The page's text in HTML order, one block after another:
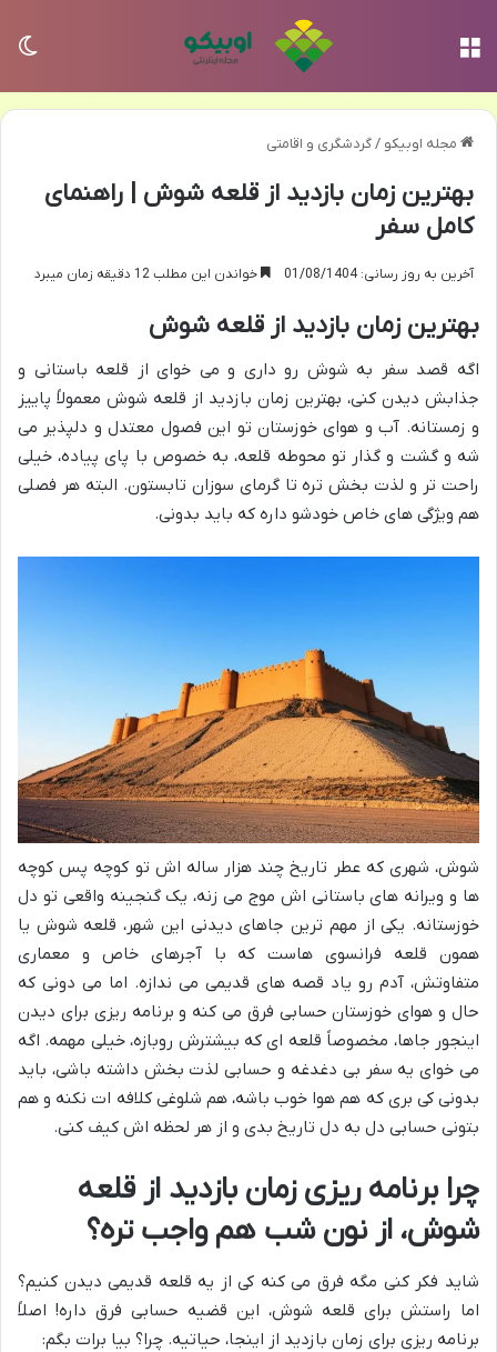
مجله اوبیکو /گردشگری و اقامتی
بهترین زمان بازدید از قلعه شوش | راهنمای
کامل سفر
آخرین به روز رسانی: 01/08/1404 خواندن این مطلب 12 دقیقه زمان میبرد
بهترین زمان بازدید از قلعه شوش
اگه قصد سفر به شوش رو داری و می خوای از قلعه باستانی و
جذابش دیدن کنی، بهترین زمان بازدید از قلعه شوش معمولاً پاییز
و زمستانه. آب و هوای خوزستان تو این فصول معتدل و دلپذیر می
شه و گشت و گذار تو محوطه قلعه، به خصوص با پای پیاده، خیلی
راحت تر و لذت بخش تره تا گرمای سوزان تابستون. البته هر فصلی
هم ویژگی های خاص خودشو داره که باید بدونی.
شوش، شهری که عطر تاریخ چند هزار ساله اش تو کوچه پس کوچه
ها و ویرانه های باستانی اش موج می زنه، یک گنجینه واقعی تو دل
خوزستانه. یکی از مهم ترین جاهای دیدنی این شهر، قلعه شوش یا
همون قلعه فرانسوی هاست که با آجرهای خاص و معماری
متفاوتش، آدم رو یاد قصه های قدیمی می ندازه. اما می دونی که
حال و هوای خوزستان حسابی فرق می کنه و برنامه ریزی برای دیدن
اینجور جاها، مخصوصاً قلعه ای که بیشترش روبازه، خیلی مهمه. اگه
می خوای یه سفر بی دغدغه و حسابی لذت بخش داشته باشی، باید
بدونی کی بری که هم هوا خوب باشه، هم شلوغی کلافه ات نکنه و هم
بتونی حسابی دل به دل تاریخ بدی و از هر لحظه اش کیف کنی.
چرا برنامه ریزی زمان بازدید از قلعه
شوش، از نون شب هم واجب تره؟
شاید فکر کنی مگه فرق می کنه کی از یه قلعه قدیمی دیدن کنیم؟
اما راستش برای قلعه شوش، این قضیه حسابی فرق داره! اصلاً
برنامه ریزی برای زمان بازدید از اینجا، حیاتیه. چرا؟ بیا برات بگم: